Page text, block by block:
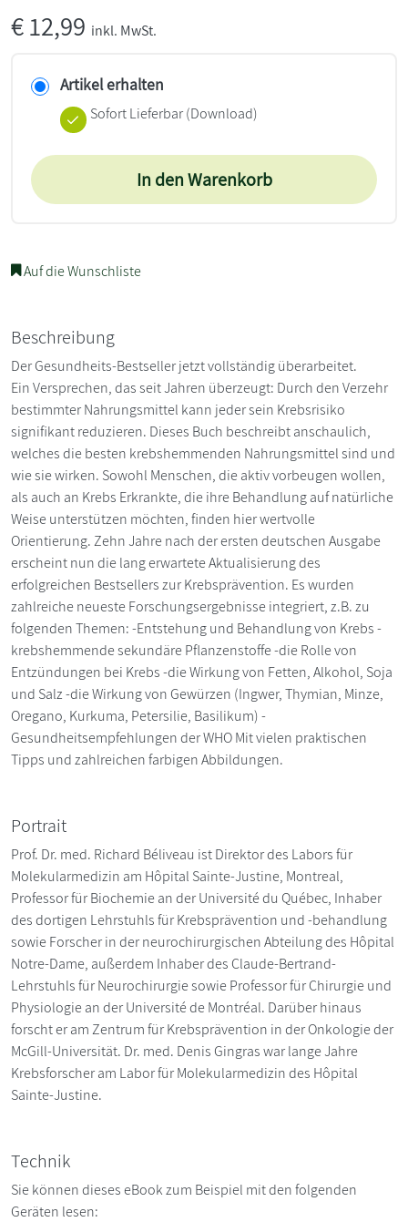
€12,99 inkl. MwSt.
Artikel erhalten
Sofort Lieferbar (Download)
In den Warenkorb
Auf die Wunschliste
Beschreibung
Der Gesundheits-Bestseller jetzt vollständig überarbeitet.
Ein Versprechen, das seit Jahren überzeugt: Durch den Verzehr
bestimmter Nahrungsmittel kann jeder sein Krebsrisiko
signifikant reduzieren. Dieses Buch beschreibt anschaulich,
welches die besten krebshemmenden Nahrungsmittel sind und
wie sie wirken. Sowohl Menschen, die aktiv vorbeugen wollen,
als auch an Krebs Erkrankte, die ihre Behandlung auf natürliche
Weise unterstützen möchten, finden hier wertvolle
Orientierung. Zehn Jahre nach der ersten deutschen Ausgabe
erscheint nun die lang erwartete Aktualisierung des
erfolgreichen Bestsellers zur Krebsprävention. Es wurden
zahlreiche neueste Forschungsergebnisse integriert, z.B. zu
folgenden Themen: -Entstehung und Behandlung von Krebs -
krebshemmende sekundäre Pflanzenstoffe -die Rolle von
Entzündungen bei Krebs -die Wirkung von Fetten, Alkohol, Soja
und Salz -die Wirkung von Gewürzen (Ingwer, Thymian, Minze,
Oregano, Kurkuma, Petersilie, Basilikum) -
Gesundheitsempfehlungen der WHO Mit vielen praktischen
Tipps und zahlreichen farbigen Abbildungen.
Portrait
Prof. Dr. med. Richard Béliveau ist Direktor des Labors für
Molekularmedizin am Hôpital Sainte-Justine, Montreal,
Professor für Biochemie an der Université du Québec, Inhaber
des dortigen Lehrstuhls für Krebsprävention und -behandlung
sowie Forscher in der neurochirurgischen Abteilung des Hôpital
Notre-Dame, außerdem Inhaber des Claude-Bertrand-
Lehrstuhls für Neurochirurgie sowie Professor für Chirurgie und
Physiologie an der Université de Montréal. Darüber hinaus
forscht er am Zentrum für Krebsprävention in der Onkologie der
McGill-Universität. Dr. med. Denis Gingras war lange Jahre
Krebsforscher am Labor für Molekularmedizin des Hôpital
Sainte-Justine.
Technik
Sie können dieses eBook zum Beispiel mit den folgenden
Geräten lesen: